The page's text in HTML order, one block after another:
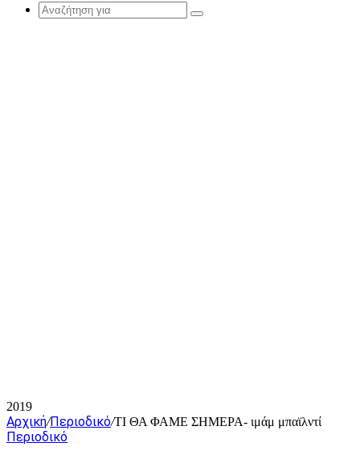
Article
Αναζήτηση
2019
Αρχική/Περιοδικό/ΤΙ ΘΑ ΦΑΜΕ ΣΗΜΕΡΑ- ιμάμ μπαϊλντί
Περιοδικό